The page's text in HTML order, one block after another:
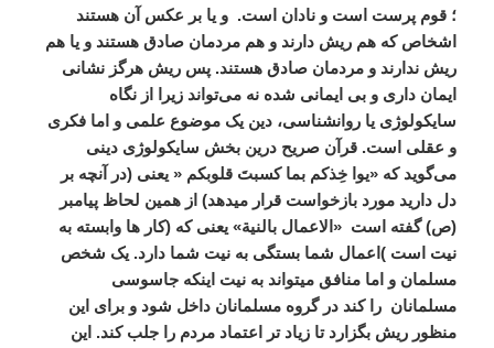
؛ قوم پرست است و نادان است. و یا بر عکس آن هستند
اشخاص که هم ریش دارند و هم مردمان صادق هستند و یا هم
ریش ندارند و مردمان صادق هستند. پس ریش هرگز نشانی
ایمان داری و بی ایمانی شده نه می‌تواند زیرا از نگاه
سایکولوژی یا روانشناسی، دین یک موضوع علمی و اما فکری
و عقلی است. قرآن صریح درین بخش سایکولوژی دینی
می‌گوید که «یوا خِذکم بما کسبتَ قلوبکم « یعنی (در آنچه بر
دل دارید مورد بازخواست قرار میدهد) از همین لحاظ پیامبر
(ص) گفته است «الاعمال بالنیة» یعنی که (کار ها وابسته به
نیت است )اعمال شما بستگی به نیت شما دارد. یک شخص
مسلمان و اما منافق میتواند به نیت اینکه جاسوسی
مسلمانان را کند در گروه مسلمانان داخل شود و برای این
منظور ریش بگزارد تا زیاد تر اعتماد مردم را جلب کند. این